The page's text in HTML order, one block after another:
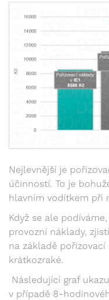
Nejlevnější je
účinností. To je
hlavním vodítkem při
Když se ale
provozní náklady,
na základě
krátkozraké.
Následující graf
v případě 8-